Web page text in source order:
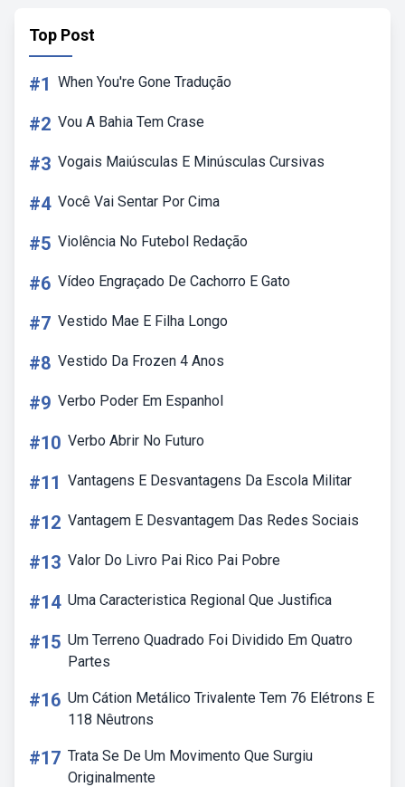
Top Post
#1 When You're Gone Tradução
#2 Vou A Bahia Tem Crase
#3 Vogais Maiúsculas E Minúsculas Cursivas
#4 Você Vai Sentar Por Cima
#5 Violência No Futebol Redação
#6 Vídeo Engraçado De Cachorro E Gato
#7 Vestido Mae E Filha Longo
#8 Vestido Da Frozen 4 Anos
#9 Verbo Poder Em Espanhol
#10 Verbo Abrir No Futuro
#11 Vantagens E Desvantagens Da Escola Militar
#12 Vantagem E Desvantagem Das Redes Sociais
#13 Valor Do Livro Pai Rico Pai Pobre
#14 Uma Caracteristica Regional Que Justifica
#15 Um Terreno Quadrado Foi Dividido Em Quatro
Partes
#16 Um Cátion Metálico Trivalente Tem 76 Elétrons E
118 Nêutrons
#17 Trata Se De Um Movimento Que Surgiu
Originalmente